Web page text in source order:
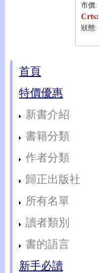
市價:
Crts:
狀態:
首頁
特價優惠
新書介紹
書籍分類
作者分類
歸正出版社
所有名單
讀者類別
書的語言
新手必讀